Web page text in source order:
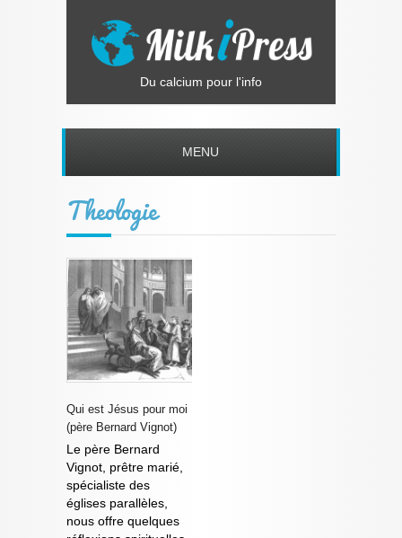
Du calcium pour l'info
MENU
Theologie
Qui est Jésus pour moi
(père Bernard Vignot)
Le père Bernard
Vignot, prêtre marié,
spécialiste des
églises parallèles,
nous offre quelques